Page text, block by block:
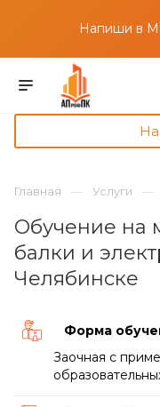
Напиши в
Главная Услуги
Обучение на
балки и
Челябинске
Форма
Заочная с